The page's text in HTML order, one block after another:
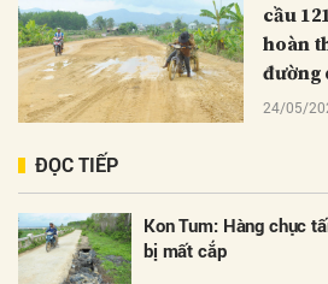
cầu
hoàn
đường
24/05/
ĐỌC TIẾP
Kon Tum: Hàng chục
bị mất cắp